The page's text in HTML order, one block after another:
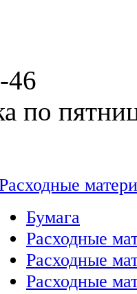
46
по
Бумага
Расходные
Расходные
Расходные